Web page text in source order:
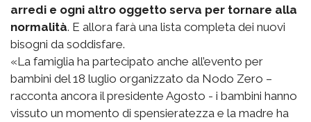
arredi e ogni altro oggetto serva per tornare alla
normalità. E allora farà una lista completa dei nuovi
bisogni da soddisfare.
«La famiglia ha partecipato anche all’evento per
bambini del 18 luglio organizzato da Nodo Zero –
racconta ancora il presidente Agosto - i bambini hanno
vissuto un momento di spensieratezza e la madre ha